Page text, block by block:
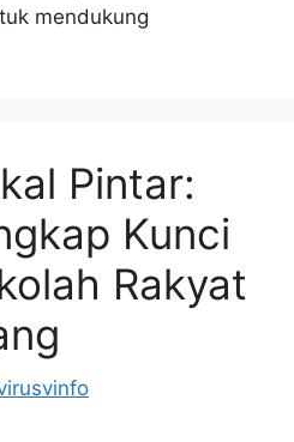
mendukung
Pintar:
Kunci
Rakyat